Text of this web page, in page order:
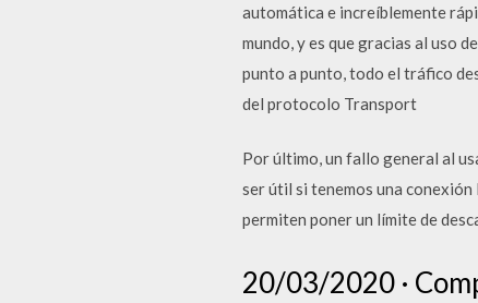
automática e increíblemente
mundo, y es que gracias al uso
punto a punto, todo el tráfico
del protocolo Transport
Por último, un fallo general al
ser útil si tenemos una conexión
permiten poner un límite de
20/03/2020 ·